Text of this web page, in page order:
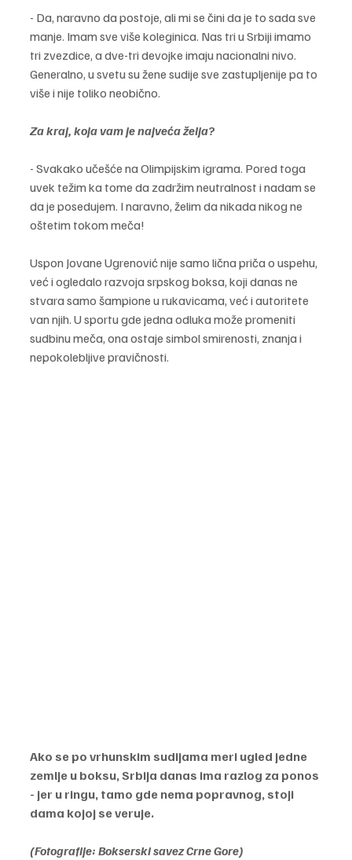
- Da, naravno da postoje, ali mi se čini da je to sada sve
manje. Imam sve više koleginica. Nas tri u Srbiji imamo
tri zvezdice, a dve-tri devojke imaju nacionalni nivo.
Generalno, u svetu su žene sudije sve zastupljenije pa to
više i nije toliko neobično.
Za kraj, koja vam je najveća želja?
- Svakako učešće na Olimpijskim igrama. Pored toga
uvek težim ka tome da zadržim neutralnost i nadam se
da je posedujem. I naravno, želim da nikada nikog ne
oštetim tokom meča!
Uspon Jovane Ugrenović nije samo lična priča o uspehu,
već i ogledalo razvoja srpskog boksa, koji danas ne
stvara samo šampione u rukavicama, već i autoritete
van njih. U sportu gde jedna odluka može promeniti
sudbinu meča, ona ostaje simbol smirenosti, znanja i
nepokolebljive pravičnosti.
Ako se po vrhunskim sudijama meri ugled jedne
zemlje u boksu, Srbija danas ima razlog za ponos
- jer u ringu, tamo gde nema popravnog, stoji
dama kojoj se veruje.
(Fotografije: Bokserski savez Crne Gore)